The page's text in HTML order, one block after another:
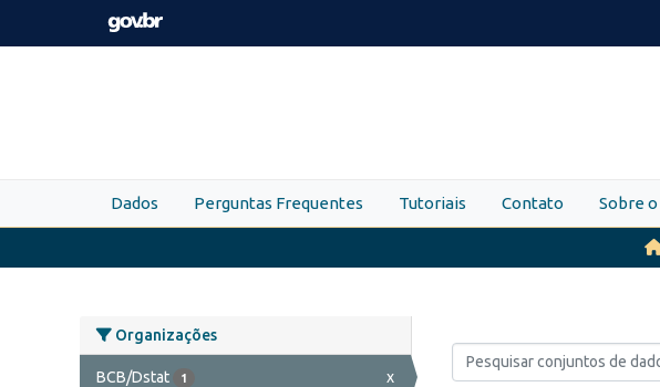
Skip to main content
Dados Perguntas Frequentes Tutoriais Contato Sobre
Organizações
BCB/Dstat 1 x